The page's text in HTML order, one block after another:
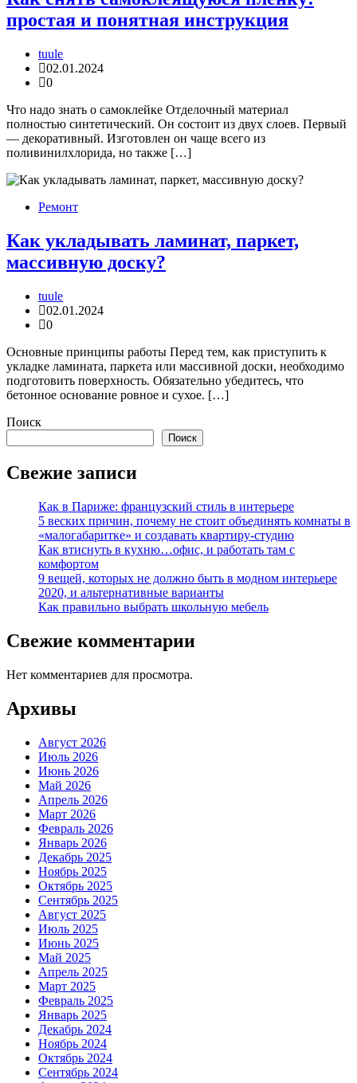
простая и понятная инструкция
tuule
02.01.2024
0
Что надо знать о самоклейке Отделочный материал
полностью синтетический. Он состоит из двух слоев. Первый
— декоративный. Изготовлен он чаще всего из
поливинилхлорида, но также […]
Ремонт
Как укладывать ламинат, паркет,
массивную доску?
tuule
02.01.2024
0
Основные принципы работы Перед тем, как приступить к
укладке ламината, паркета или массивной доски, необходимо
подготовить поверхность. Обязательно убедитесь, что
бетонное основание ровное и сухое. […]
Поиск
Поиск
Свежие записи
Как в Париже: французский стиль в интерьере
5 веских причин, почему не стоит объединять комнаты в
«малогабаритке» и создавать квартиру-студию
Как втиснуть в кухню…офис, и работать там с
комфортом
9 вещей, которых не должно быть в модном интерьере
2020, и альтернативные варианты
Как правильно выбрать школьную мебель
Свежие комментарии
Нет комментариев для просмотра.
Архивы
Август 2026
Июль 2026
Июнь 2026
Май 2026
Апрель 2026
Март 2026
Февраль 2026
Январь 2026
Декабрь 2025
Ноябрь 2025
Октябрь 2025
Сентябрь 2025
Август 2025
Июль 2025
Июнь 2025
Май 2025
Апрель 2025
Март 2025
Февраль 2025
Январь 2025
Декабрь 2024
Ноябрь 2024
Октябрь 2024
Сентябрь 2024